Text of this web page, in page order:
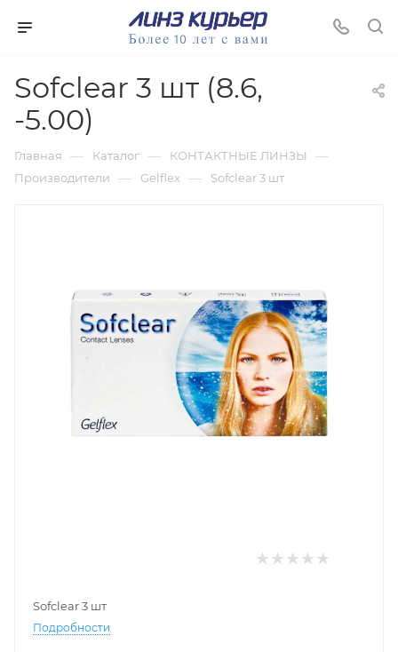
Sofclear 3 шт (8.6,
-5.00)
Главная — Каталог — КОНТАКТНЫЕ ЛИНЗЫ —
Производители — Gelflex — Sofclear 3 шт
Sofclear 3 шт
Подробности